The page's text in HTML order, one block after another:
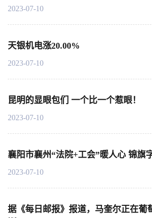
2023-07-10
天银机电涨20.00%
2023-07-10
昆明的显眼包们 一个比一个惹眼！
2023-07-10
襄阳市襄州“法院+工会”暖人心 锦旗
2023-07-10
据《每日邮报》报道，马奎尔正在葡